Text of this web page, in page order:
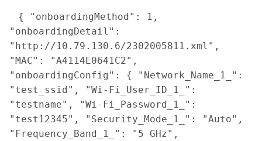
"onboardingDetail":
"http://10.79.130.6/2302005811.xml",
"MAC": "A4114E0641C2",
"onboardingConfig": { "Network_Name_1_":
"test_ssid", "Wi-Fi_User_ID_1_":
"testname", "Wi-Fi_Password_1_":
"test12345", "Security_Mode_1_": "Auto",
"Frequency_Band_1_": "5 GHz",